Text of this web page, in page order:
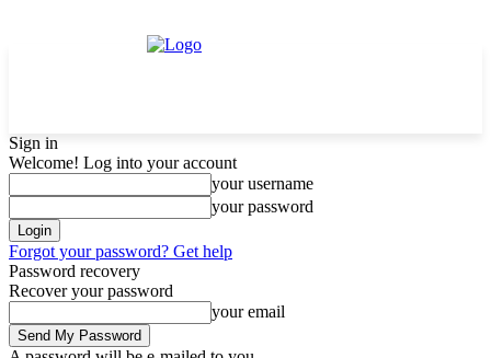
Sign in
Welcome! Log into your account
your username
your password
Forgot your password? Get help
Password recovery
Recover your password
your email